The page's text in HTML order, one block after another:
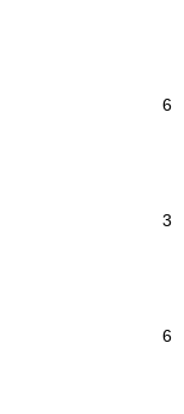
6
3
6